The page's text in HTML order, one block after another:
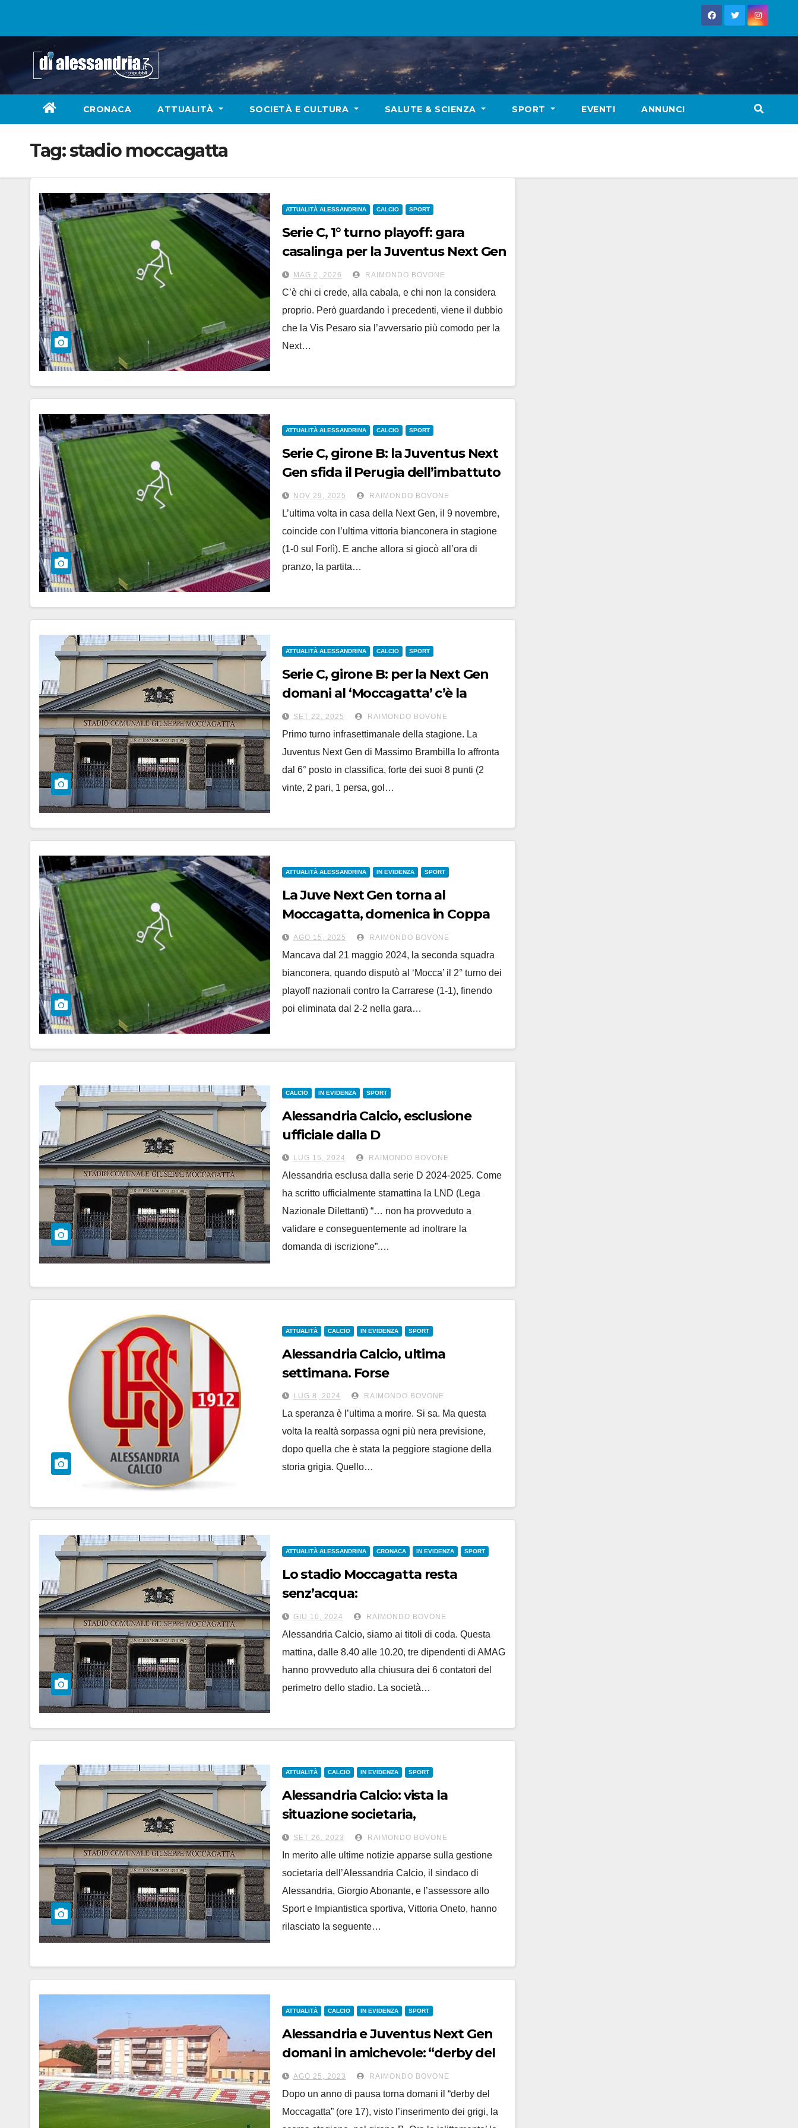
CRONACA ATTUALITÀ SOCIETÀ E CULTURA SALUTE & SCIENZA SPORT EVENTI ANNUNCI
Tag:stadio moccagatta
ATTUALITÀ ALESSANDRINA CALCIO SPORT
Serie C, 1° turno playoff: gara
casalinga per la Juventus Next Gen
con la Vis Pesaro, mai battuta
MAG 2, 2026 RAIMONDO BOVONE
C’è chi ci crede, alla cabala, e chi non la considera
proprio. Però guardando i precedenti, viene il dubbio
che la Vis Pesaro sia l’avversario più comodo per la
Next…
ATTUALITÀ ALESSANDRINA CALCIO SPORT
Serie C, girone B: la Juventus Next
Gen sfida il Perugia dell’imbattuto
Giovanni Tedesco
NOV 29, 2025 RAIMONDO BOVONE
L’ultima volta in casa della Next Gen, il 9 novembre,
coincide con l’ultima vittoria bianconera in stagione
(1-0 sul Forlì). E anche allora si giocò all’ora di
pranzo, la partita…
ATTUALITÀ ALESSANDRINA CALCIO SPORT
Serie C, girone B: per la Next Gen
domani al ‘Moccagatta’ c’è la
Torres
SET 22, 2025 RAIMONDO BOVONE
Primo turno infrasettimanale della stagione. La
Juventus Next Gen di Massimo Brambilla lo affronta
dal 6° posto in classifica, forte dei suoi 8 punti (2
vinte, 2 pari, 1 persa, gol…
ATTUALITÀ ALESSANDRINA IN EVIDENZA SPORT
La Juve Next Gen torna al
Moccagatta, domenica in Coppa
contro il Novara. La novità del FVS
AGO 15, 2025 RAIMONDO BOVONE
Mancava dal 21 maggio 2024, la seconda squadra
bianconera, quando disputò al ‘Mocca’ il 2° turno dei
playoff nazionali contro la Carrarese (1-1), finendo
poi eliminata dal 2-2 nella gara…
CALCIO IN EVIDENZA SPORT
Alessandria Calcio, esclusione
ufficiale dalla D
LUG 15, 2024 RAIMONDO BOVONE
Alessandria esclusa dalla serie D 2024-2025. Come
ha scritto ufficialmente stamattina la LND (Lega
Nazionale Dilettanti) “… non ha provveduto a
validare e conseguentemente ad inoltrare la
domanda di iscrizione”.…
ATTUALITÀ CALCIO IN EVIDENZA SPORT
Alessandria Calcio, ultima
settimana. Forse
LUG 8, 2024 RAIMONDO BOVONE
La speranza è l’ultima a morire. Si sa. Ma questa
volta la realtà sorpassa ogni più nera previsione,
dopo quella che è stata la peggiore stagione della
storia grigia. Quello…
ATTUALITÀ ALESSANDRINA CRONACA IN EVIDENZA SPORT
Lo stadio Moccagatta resta
senz’acqua:
tutto chiuso per morosità. Fine
della storia?
GIU 10, 2024 RAIMONDO BOVONE
Alessandria Calcio, siamo ai titoli di coda. Questa
mattina, dalle 8.40 alle 10.20, tre dipendenti di AMAG
hanno provveduto alla chiusura dei 6 contatori del
perimetro dello stadio. La società…
ATTUALITÀ CALCIO IN EVIDENZA SPORT
Alessandria Calcio: vista la
situazione societaria,
il sindaco ipotizza la revoca dello
stadio
SET 26, 2023 RAIMONDO BOVONE
In merito alle ultime notizie apparse sulla gestione
societaria dell’Alessandria Calcio, il sindaco di
Alessandria, Giorgio Abonante, e l’assessore allo
Sport e Impiantistica sportiva, Vittoria Oneto, hanno
rilasciato la seguente…
ATTUALITÀ CALCIO IN EVIDENZA SPORT
Alessandria e Juventus Next Gen
domani in amichevole: “derby del
Moccagatta” alle 17
AGO 25, 2023 RAIMONDO BOVONE
Dopo un anno di pausa torna domani il “derby del
Moccagatta” (ore 17), visto l’inserimento dei grigi, la